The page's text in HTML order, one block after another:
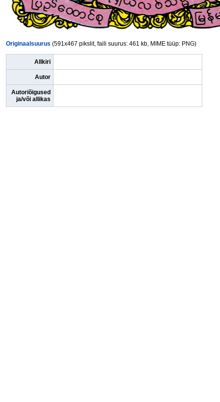
Originaalsuurus (591x467 pikslit, faili suurus: 461 kb, MIME tüüp: PNG)
Allkiri
Autor
Autoriõigused
ja/või allikas